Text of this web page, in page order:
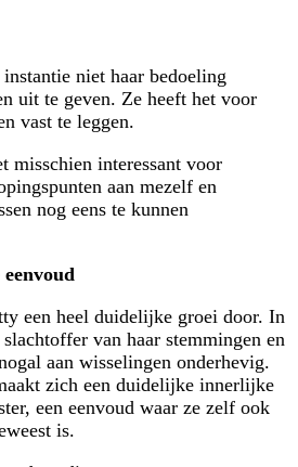
niet haar bedoeling
uit te geven. Ze heeft het voor
vast te leggen.
misschien interessant voor
aan mezelf en
nog eens te kunnen
een heel duidelijke groei door. In
van haar stemmingen en
aan wisselingen onderhevig.
zich een duidelijke innerlijke
een eenvoud waar ze zelf ook
is.